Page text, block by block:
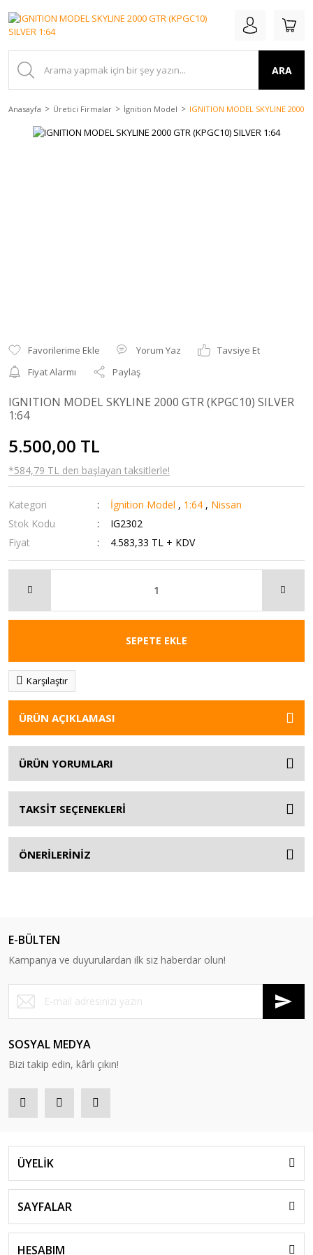
ARA
Anasayfa Üretici Firmalar İgnition Model IGNITION MODEL SKYLINE 2000
Yorum Yaz
Tavsiye Et
Fiyat Alarmı
Paylaş
IGNITION MODEL SKYLINE 2000 GTR (KPGC10) SILVER
1:64
5.500,00 TL
*584,79 TL den başlayan taksitlerle!
Kategori İgnition Model , 1:64 , Nissan
Stok Kodu
IG2302
Fiyat
4.583,33 TL + KDV
SEPETE EKLE
Karşılaştır
ÜRÜN AÇIKLAMASI
ÜRÜN YORUMLARI
TAKSİT SEÇENEKLERİ
ÖNERİLERİNİZ
E-BÜLTEN
Kampanya ve duyurulardan ilk siz haberdar olun!
SOSYAL MEDYA
Bizi takip edin, kârlı çıkın!
ÜYELİK
SAYFALAR
HESABIM